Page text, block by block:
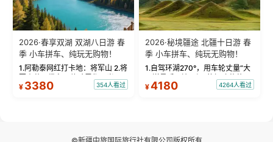
2026·春享双湖 双湖八日游 春
季 小车拼车、纯玩无购物！
1.阿勒泰网红打卡地：将军山 2.将
军山落日缆车，体验雪都风光 3.
将军山，夕阳派对，蹦迪party 4.
¥ 3380 354人看过
2026·秘境疆途 北疆十日游 春
季 小车拼车、纯玩无购物！
1.自驾环湖270°，用车轮丈量“大
西洋最后一滴眼泪”的极致蔚蓝，
让雪山、花海与深邃湖水在转弯
¥4180 4264人看过